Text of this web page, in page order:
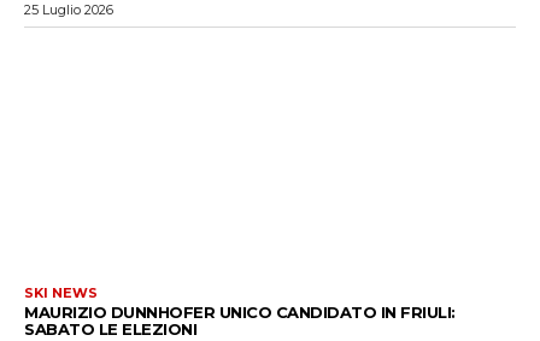
25 Luglio 2026
SKI NEWS
MAURIZIO DUNNHOFER UNICO CANDIDATO IN FRIULI:
SABATO LE ELEZIONI